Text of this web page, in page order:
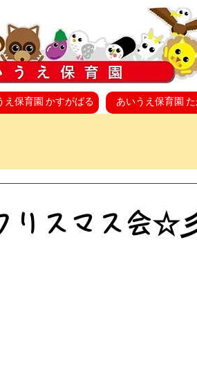
え保育園 かすがばる あいうえ保育園
リスマス会☆